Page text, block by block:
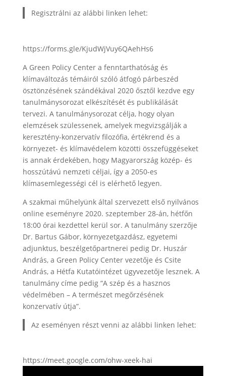
Regisztrálni az alábbi linken lehet:
https://forms.gle/KjudWjVuy6QAehHs6
A Green Policy Center a fenntarthatóság és
klímaváltozás témáiról szóló átfogó párbeszéd
ösztönzésének szándékával 2020 ősztől kezdve egy
tanulmánysorozat elkészítését és publikálását
tervezi. A tanulmánysorozat célja, hogy olyan
elemzések szülessenek, amelyek megvizsgálják a
keresztény-konzervatív filozófia, értékrend és a
környezet- és klímavédelem közötti összefüggéseket
is annak érdekében, hogy Magyarország közép- és
hosszútávú nemzeti céljai, így a 2050-es
klímasemlegességi cél is elérhető legyen.
A szakmai műhelyünk által szervezett első nyilvános
online eseményre 2020. szeptember 28-án, hétfőn
18:00 órai kezdettel kerül sor. A tanulmány szerzője
Dr. Bartus Gábor, környezetgazdász, egyetemi
adjunktus, beszélgetőpartnerei pedig Dr. Huszár
András, a Green Policy Center vezetője és Csite
András, a Hétfa Kutatóintézet ügyvezetője lesznek. A
tanulmány címe pedig “A szép és a hasznos
védelmében – A természet megőrzésének
konzervatív útja”.
Az eseményen részt venni az alábbi linken lehet:
https://meet.google.com/ohw-xeek-hai